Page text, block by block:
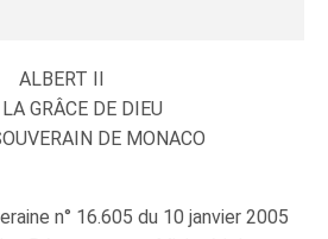
ALBERT II
GRÂCE DE DIEU
DE MONACO
n° 16.605 du 10 janvier 2005